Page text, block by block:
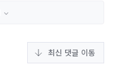
최신 댓글 이동